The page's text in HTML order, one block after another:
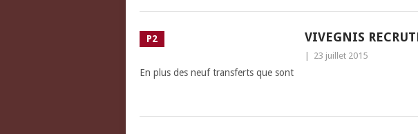
P2 VIVEGNIS
23 juillet 2015
En plus des neuf transferts que sont